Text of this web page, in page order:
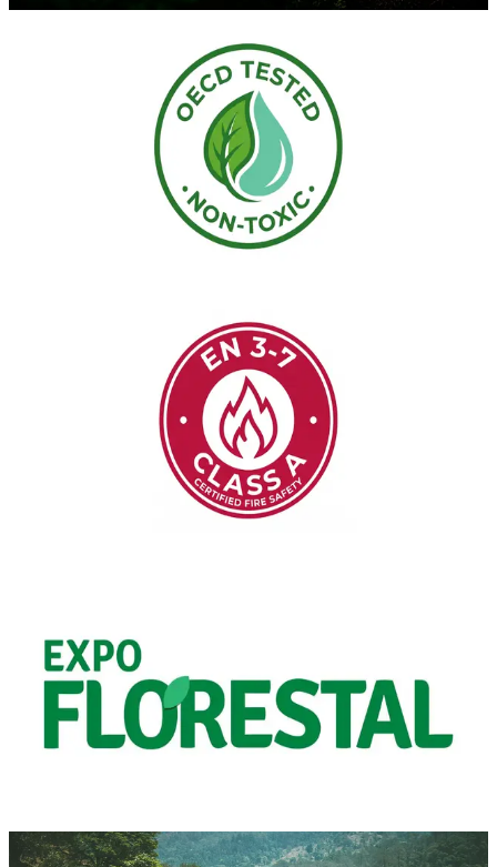
Profilo Ecotossicologico Validato: I Test
OECD Dimostrano la Sicurezza
Ecologica di Sallus Fire Retardant
Test di laboratorio indipendenti in conformità alle norme
internazionali OECD 201, 202, 207 e 208 certificano che Sallus Fire
Retardant non è tossico per piante, suolo e acqua.
Sallus Fire Retardant Ottiene la
Certificazione di Efficacia Classe A (EN
La nostra formulazione ha superato con successo i test in conformità
alla norma europea EN 3-7, ottenendo la classificazione di efficacia
8A per fuochi di Classe A (solidi).
Prevenzione Incendi Non Tossica con
Sallus
I momenti salienti dallo stand Hephaesnus a ExpoFlorestal, dove
abbiamo presentato Sallus Retardant: non tossico, biodegradabile e
Protezione Residenziale
11 min di lettura